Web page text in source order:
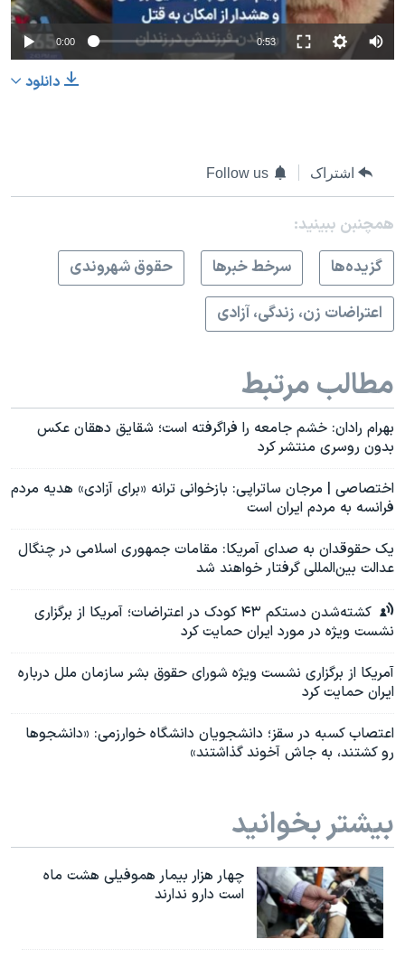
0:00 0:53
دانلود
اشتراک Follow us
همچنبن ببینید:
گزيده‌ها
سرخط خبرها
حقوق شهروندی
اعتراضات زن، زندگی، آزادی
مطالب مرتبط
بهرام رادان: خشم جامعه را فراگرفته است؛ شقایق دهقان عکس
بدون روسری منتشر کرد
اختصاصی | مرجان ساتراپی: بازخوانی ترانه «برای آزادی» هدیه مردم
فرانسه به مردم ایران است
یک حقوقدان به صدای آمریکا: مقامات جمهوری اسلامی در چنگال
عدالت بین‌المللی گرفتار خواهند شد
کشته‌شدن دستکم ۴۳ کودک در اعتراضات؛ آمریکا از برگزاری
نشست ویژه در مورد ایران حمایت کرد
آمریکا از برگزاری نشست ویژه شورای حقوق بشر سازمان ملل درباره
ایران حمایت کرد
اعتصاب کسبه در سقز؛ دانشجویان دانشگاه خوارزمی: «دانشجوها
رو کشتند، به جاش آخوند گذاشتند»
بیشتر بخوانید
چهار هزار بیمار هموفیلی هشت ماه
است دارو ندارند